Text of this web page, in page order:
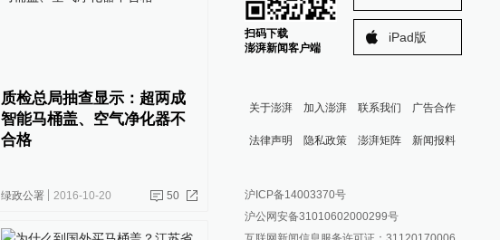
质检总局抽查显示：超两成
智能马桶盖、空气净化器不
合格
绿政公署 2016-10-20 50
扫码下载
澎湃新闻客户端
iPad版
关于澎湃 加入澎湃 联系我们 广告合作
法律声明 隐私政策 澎湃矩阵
澎湃新闻公众号
澎湃新闻抖音号
新闻报料
报料邮箱: news@thepaper.cn
沪ICP备14003370号
沪公网安备31010602000299号